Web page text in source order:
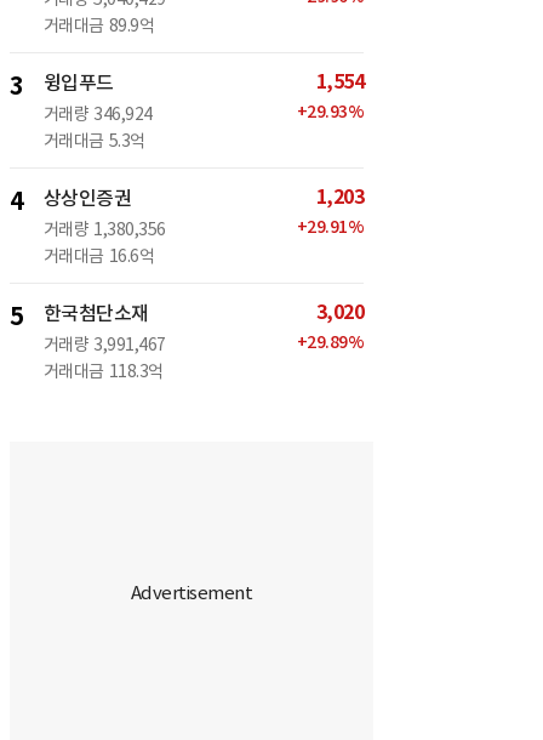
거래대금 89.9억
3 윙입푸드
거래량 346,924
거래대금 5.3억
1,554
+29.93%
4 상상인증권
거래량 1,380,356
거래대금 16.6억
1,203
+29.91%
5 한국첨단소재
거래량 3,991,467
거래대금 118.3억
3,020
+29.89%